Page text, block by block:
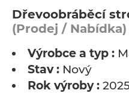
Dřevoobráběcí
(Prodej / Nabídka)
Výrobce a typ :
Stav : Nový
Rok výroby :